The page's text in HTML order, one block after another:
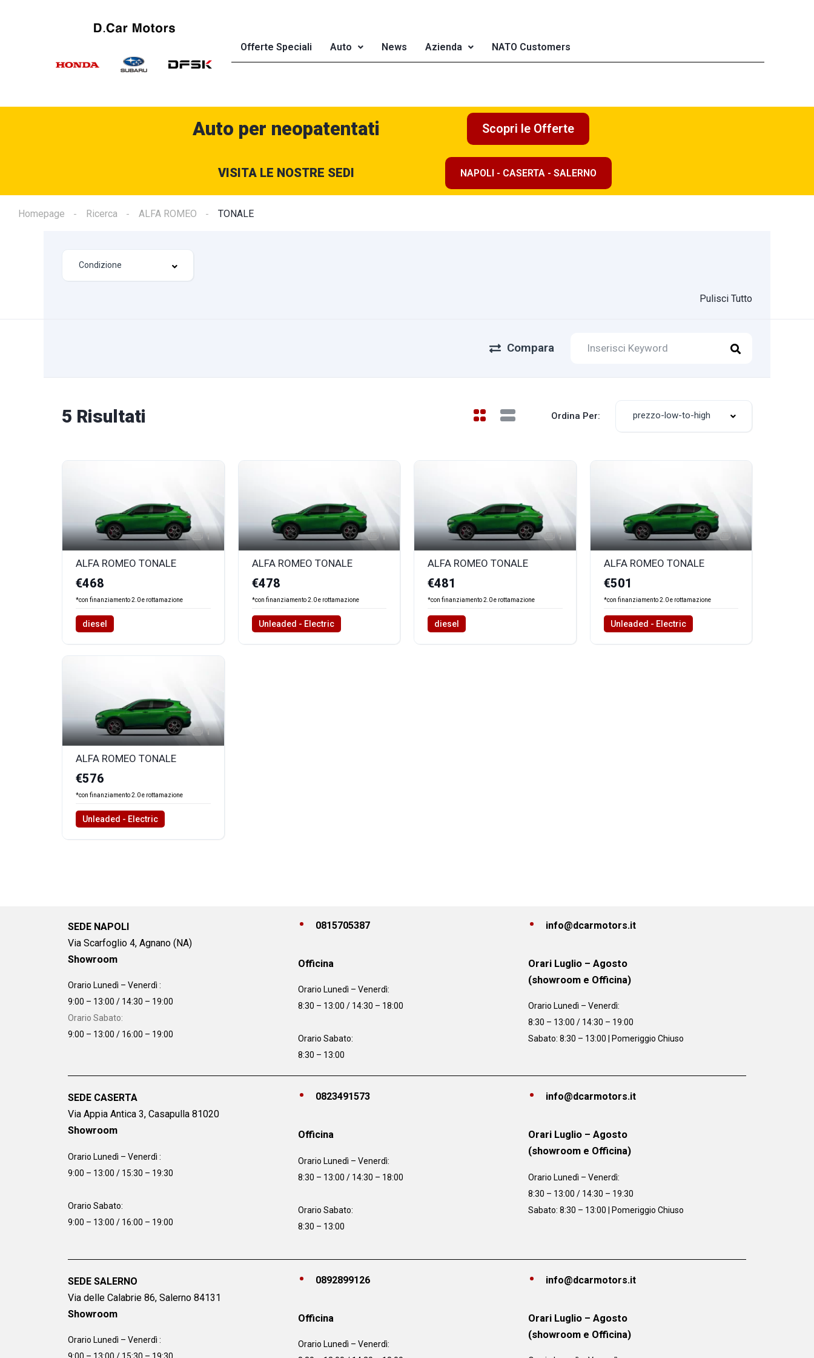
Offerte Speciali Auto News Azienda NATO Customers
Auto per neopatentati Scopri le Offerte
VISITA LE NOSTRE SEDI NAPOLI - CASERTA - SALERNO
Homepage Ricerca ALFA ROMEO TONALE
Pulisci Tutto
Compara
5 Risultati Ordina Per: prezzo-low-to-high
1
ALFA ROMEO TONALE
€468
*con finanziamento 2.0 e rottamazione
diesel
1
ALFA ROMEO TONALE
€478
*con finanziamento 2.0 e rottamazione
Unleaded - Electric
1
ALFA ROMEO TONALE
€481
*con finanziamento 2.0 e rottamazione
diesel
1
ALFA ROMEO TONALE
€501
*con finanziamento 2.0 e rottamazione
Unleaded - Electric
1
ALFA ROMEO TONALE
€576
*con finanziamento 2.0 e rottamazione
Unleaded - Electric
SEDE NAPOLI
Via Scarfoglio 4, Agnano (NA)
Showroom
Orario Lunedì – Venerdì :
9:00 – 13:00 / 14:30 – 19:00
Orario Sabato:
9:00 – 13:00 / 16:00 – 19:00
0815705387
Officina
Orario Lunedì – Venerdì:
8:30 – 13:00 / 14:30 – 18:00
Orario Sabato:
8:30 – 13:00
info@dcarmotors.it
Orari Luglio – Agosto
(showroom e Officina)
Orario Lunedì – Venerdì:
8:30 – 13:00 / 14:30 – 19:00
Sabato: 8:30 – 13:00 | Pomeriggio Chiuso
SEDE CASERTA
Via Appia Antica 3, Casapulla 81020
Showroom
Orario Lunedì – Venerdì :
9:00 – 13:00 / 15:30 – 19:30
Orario Sabato:
9:00 – 13:00 / 16:00 – 19:00
0823491573
Officina
Orario Lunedì – Venerdì:
8:30 – 13:00 / 14:30 – 18:00
Orario Sabato:
8:30 – 13:00
info@dcarmotors.it
Orari Luglio – Agosto
(showroom e Officina)
Orario Lunedì – Venerdì:
8:30 – 13:00 / 14:30 – 19:30
Sabato: 8:30 – 13:00 | Pomeriggio Chiuso
SEDE SALERNO
Via delle Calabrie 86, Salerno 84131
Showroom
Orario Lunedì – Venerdì :
0892899126
Officina
Orario Lunedì – Venerdì:
info@dcarmotors.it
Orari Luglio – Agosto
(showroom e Officina)